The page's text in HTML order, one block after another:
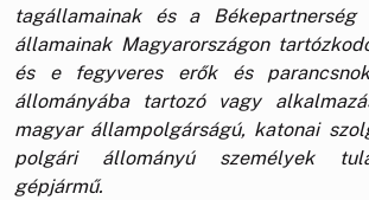
tagállamainak és a
államainak Magyarországon
és e fegyveres erők és
állományába tartozó vagy
magyar állampolgárságú, katonai
polgári állományú személyek
gépjármű.